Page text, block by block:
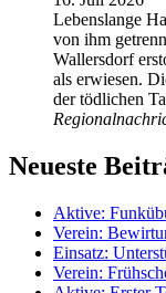
Lebenslange
von ihm
Wallersdorf
als erwiesen.
der tödlichen
Neueste
Aktive:
Verein:
Einsatz:
Verein: